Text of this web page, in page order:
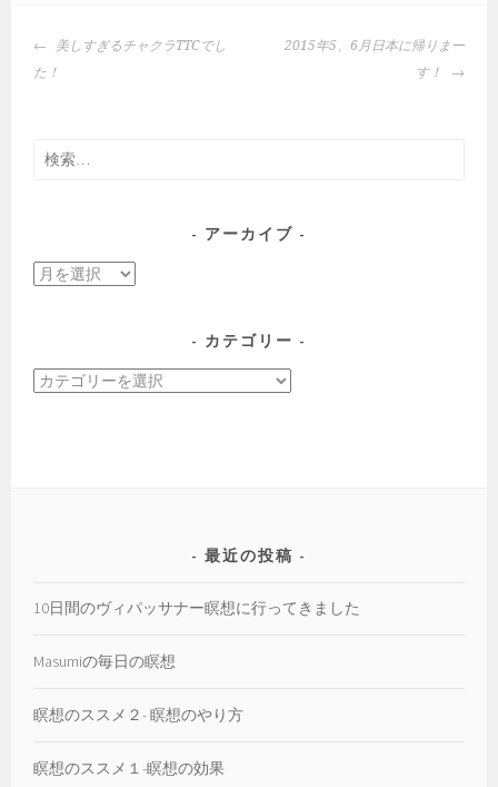
投
稿
ゲ
ー
ン
美しすぎるチャクラTTCでし
た！
2015年5、6月日本に帰りまー
す！
検
アーカイブ
ア
ブ
カテゴリー
カ
最近の投稿
10日間のヴィパッサナー瞑想に行ってきました
Masumiの毎日の瞑想
瞑想のススメ２- 瞑想のやり方
瞑想のススメ１-瞑想の効果